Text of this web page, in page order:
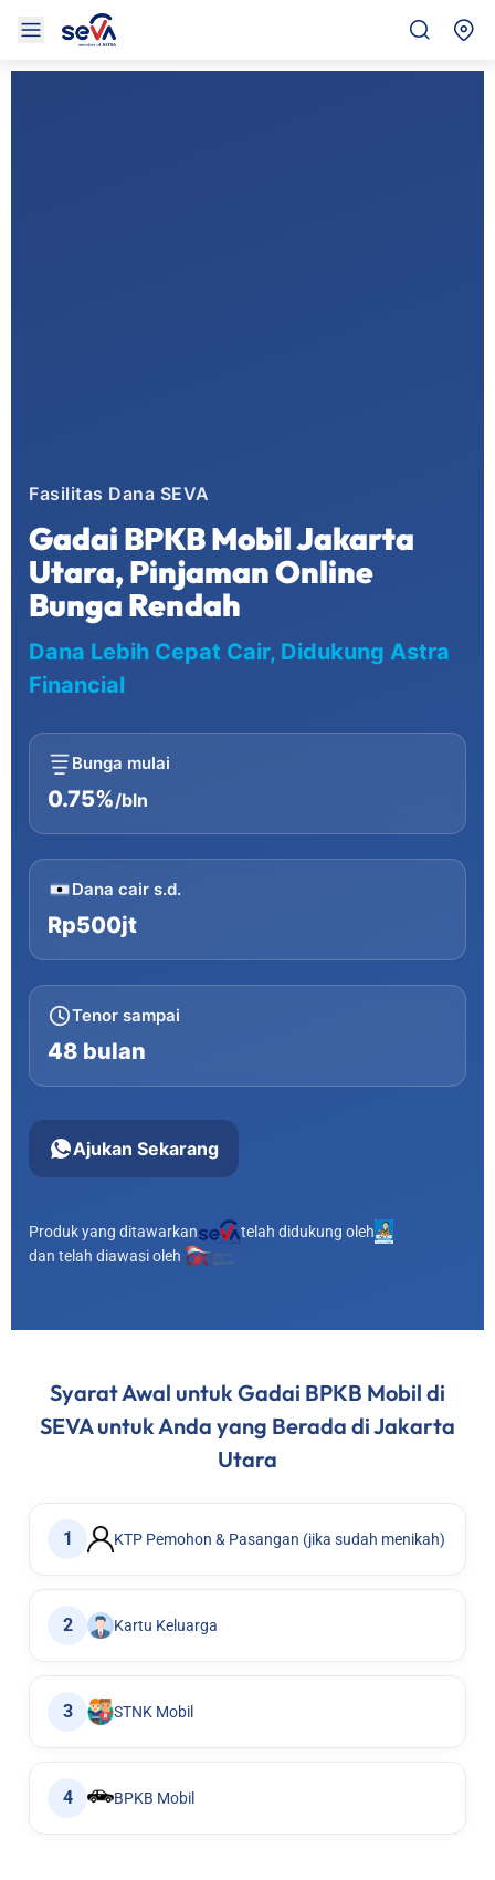
Fasilitas Dana SEVA
Gadai BPKB Mobil Jakarta
Utara, Pinjaman Online
Bunga Rendah
Dana Lebih Cepat Cair, Didukung Astra
Financial
Bunga mulai
0.75%/bln
Dana cair s.d.
Rp500jt
Tenor sampai
48 bulan
Ajukan Sekarang
Produk yang ditawarkan
telah didukung oleh
dan telah diawasi oleh
Syarat Awal untuk Gadai BPKB Mobil di
SEVA untuk Anda yang Berada di Jakarta
Utara
1 KTP Pemohon & Pasangan (jika sudah menikah)
2 Kartu Keluarga
3 STNK Mobil
4 BPKB Mobil